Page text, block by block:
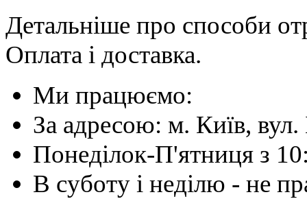
Детальніше про способи
Оплата і доставка.
Ми працюємо:
За адресою: м. Київ, вул.
Понеділок-П'ятниця з
В суботу і неділю - не